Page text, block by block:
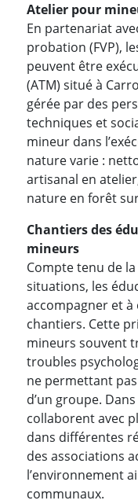
Atelier pour
En partenariat
probation (FVP),
peuvent être
(ATM) situé à
gérée par des
techniques et
mineur dans
nature varie :
artisanal en
nature en forêt
Chantiers des
mineurs
Compte tenu de
situations, les
accompagner et
chantiers. Cette
mineurs souvent
troubles
ne permettant
d’un groupe.
collaborent avec
dans différentes
des associations
l’environnement
communaux.